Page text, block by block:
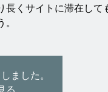
長くサイトに滞在して
ました。